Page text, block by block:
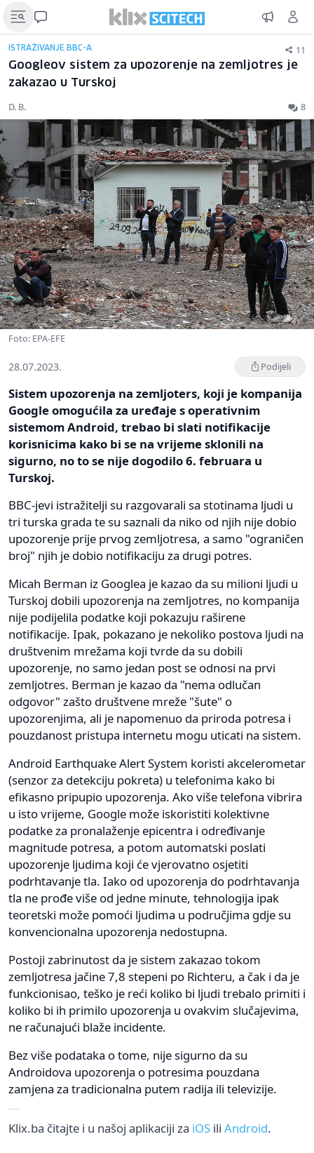
ISTRAŽIVANJE BBC-A 11
Googleov sistem za upozorenje na zemljotres je
zakazao u Turskoj
D. B. 8
Foto: EPA-EFE
28.07.2023. Podijeli
Sistem upozorenja na zemljoters, koji je kompanija
Google omogućila za uređaje s operativnim
sistemom Android, trebao bi slati notifikacije
korisnicima kako bi se na vrijeme sklonili na
sigurno, no to se nije dogodilo 6. februara u
Turskoj.
BBC-jevi istražitelji su razgovarali sa stotinama ljudi u
tri turska grada te su saznali da niko od njih nije dobio
upozorenje prije prvog zemljotresa, a samo "ograničen
broj" njih je dobio notifikaciju za drugi potres.
Micah Berman iz Googlea je kazao da su milioni ljudi u
Turskoj dobili upozorenja na zemljotres, no kompanija
nije podijelila podatke koji pokazuju raširene
notifikacije. Ipak, pokazano je nekoliko postova ljudi na
društvenim mrežama koji tvrde da su dobili
upozorenje, no samo jedan post se odnosi na prvi
zemljotres. Berman je kazao da "nema odlučan
odgovor" zašto društvene mreže "šute" o
upozorenjima, ali je napomenuo da priroda potresa i
pouzdanost pristupa internetu mogu uticati na sistem.
Android Earthquake Alert System koristi akcelerometar
(senzor za detekciju pokreta) u telefonima kako bi
efikasno pripupio upozorenja. Ako više telefona vibrira
u isto vrijeme, Google može iskoristiti kolektivne
podatke za pronalaženje epicentra i određivanje
magnitude potresa, a potom automatski poslati
upozorenje ljudima koji će vjerovatno osjetiti
podrhtavanje tla. Iako od upozorenja do podrhtavanja
tla ne prođe više od jedne minute, tehnologija ipak
teoretski može pomoći ljudima u područjima gdje su
konvencionalna upozorenja nedostupna.
Postoji zabrinutost da je sistem zakazao tokom
zemljotresa jačine 7,8 stepeni po Richteru, a čak i da je
funkcionisao, teško je reći koliko bi ljudi trebalo primiti i
koliko bi ih primilo upozorenja u ovakvim slučajevima,
ne računajući blaže incidente.
Bez više podataka o tome, nije sigurno da su
Androidova upozorenja o potresima pouzdana
zamjena za tradicionalna putem radija ili televizije.
Klix.ba čitajte i u našoj aplikaciji za iOS ili Android.